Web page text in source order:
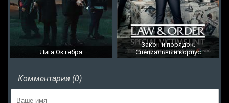
Лига Октября
Закон и порядок.
Специальный корпус
Комментарии (0)